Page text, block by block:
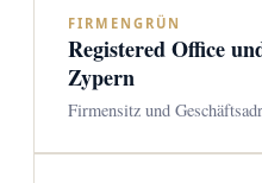
FIRMENGRÜN
Registered Office
Zypern
Firmensitz und